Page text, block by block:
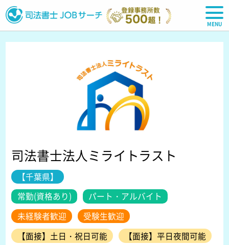
司法書士JOBサーチ
司法書士法人ミライトラスト
【千葉県】
常勤(資格あり)
パート・アルバイト
未経験者歓迎
受験生歓迎
【面接】土日・祝日可能
【面接】平日夜間可能